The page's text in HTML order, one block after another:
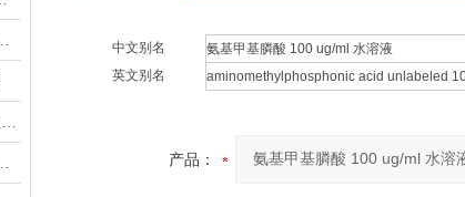
中文别名
氨基甲基膦酸 100 ug/ml 水溶液
英文别名
aminomethylphosphonic acid unlabeled
产品：